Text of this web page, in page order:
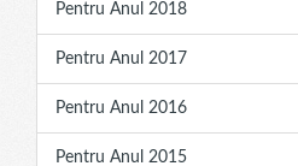
Pentru Anul 2018
Pentru Anul 2017
Pentru Anul 2016
Pentru Anul 2015